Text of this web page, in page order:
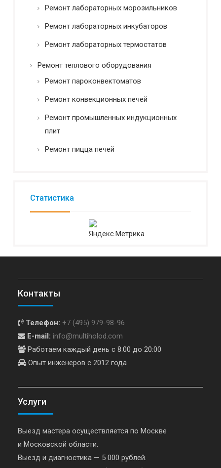
Ремонт лабораторных морозильников
Ремонт лабораторных инкубаторов
Ремонт лабораторных термостатов
Ремонт теплового оборудования
Ремонт пароконвектоматов
Ремонт конвекционных печей
Ремонт промышленных индукционных
плит
Ремонт пицца печей
Статистика
Контакты
Телефон: +7 (495) 979-98-96
E-mail: info@multiholod.com
Работаем каждый день с 8:00 до 20:00
Опыт инженеров с 2012 года
Услуги
Выезд мастера осуществляется по Москве
и Московской области.
Выезд и диагностика — 5 000 рублей.